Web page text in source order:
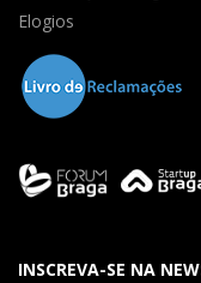
Elogios
INSCREVA-SE NA